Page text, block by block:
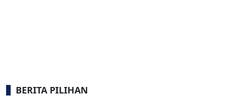
BERITA PILIHAN